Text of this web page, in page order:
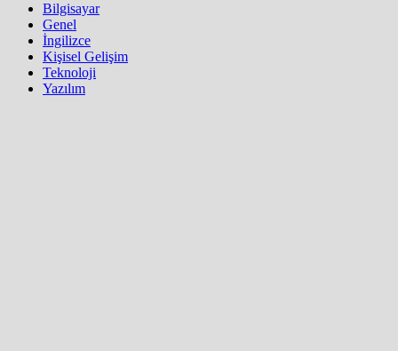
Bilgisayar
Genel
İngilizce
Kişisel Gelişim
Teknoloji
Yazılım